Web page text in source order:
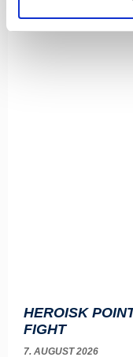
HEROISK
FIGHT
7. AUGUST 2026